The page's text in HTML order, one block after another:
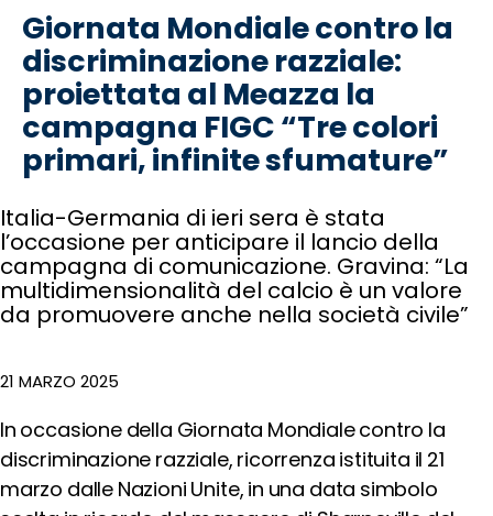
Benessere
Sostegno
ai
Rifugiati
Emergenza
Diritti
Circolare
Emergenza
Climatica
Sostenibilità
degli
Sostenibilità
Infrastrutture
Outraged
Notizie
Speak
Giornata Mondiale contro la
discriminazione razziale:
proiettata al Meazza la
campagna FIGC “Tre colori
primari, infinite sfumature”
Italia-Germania di ieri sera è stata
l’occasione per anticipare il lancio della
campagna di comunicazione. Gravina: “La
multidimensionalità del calcio è un valore
da promuovere anche nella società civile”
21 MARZO 2025
In occasione della Giornata Mondiale contro la
discriminazione razziale, ricorrenza istituita il 21
marzo dalle Nazioni Unite, in una data simbolo